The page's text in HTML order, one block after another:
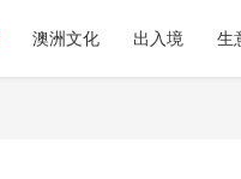
澳洲文化 出入境 生